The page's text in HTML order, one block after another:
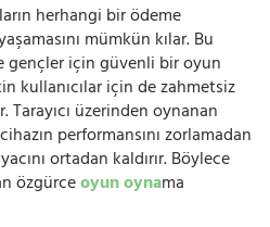
herhangi bir ödeme
mümkün kılar. Bu
için güvenli bir oyun
kullanıcılar için de zahmetsiz
üzerinden oynanan
performansını zorlamadan
ortadan kaldırır. Böylece
özgürceoyun oynama